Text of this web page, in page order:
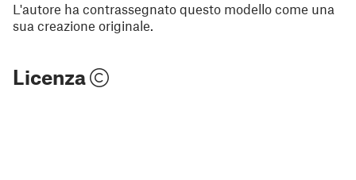
L'autore ha contrassegnato questo modello come una
sua creazione originale.
Licenza